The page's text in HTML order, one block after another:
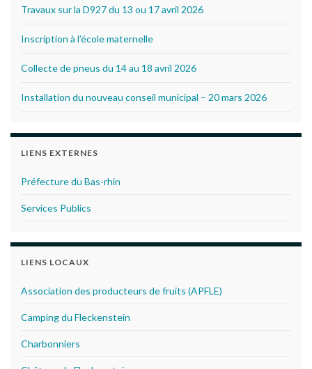
Travaux sur la D927 du 13 ou 17 avril 2026
Inscription à l’école maternelle
Collecte de pneus du 14 au 18 avril 2026
Installation du nouveau conseil municipal – 20 mars 2026
LIENS EXTERNES
Préfecture du Bas-rhin
Services Publics
LIENS LOCAUX
Association des producteurs de fruits (APFLE)
Camping du Fleckenstein
Charbonniers